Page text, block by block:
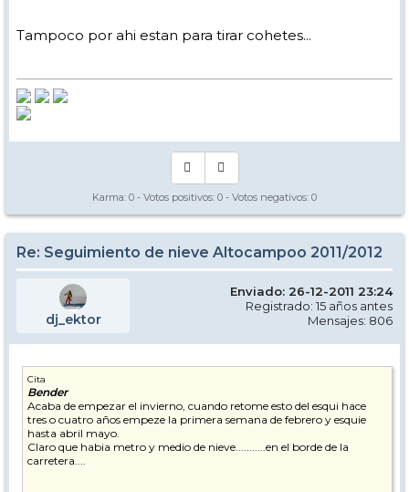
Tampoco por ahi estan para tirar cohetes...
Karma: 0 - Votos positivos: 0 - Votos negativos: 0
Re: Seguimiento de nieve Altocampoo 2011/2012
dj_ektor
Enviado: 26-12-2011 23:24
Registrado: 15 años antes
Mensajes: 806
Cita
Bender
Acaba de empezar el invierno, cuando retome esto del esqui hace
tres o cuatro años empeze la primera semana de febrero y esquie
hasta abril mayo.
Claro que habia metro y medio de nieve...........en el borde de la
carretera....